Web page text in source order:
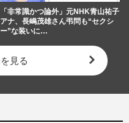
「非常識かつ論外」元NHK青山祐子
アナ、長嶋茂雄さん弔問も“セクシ
ー”な装いに…
見る